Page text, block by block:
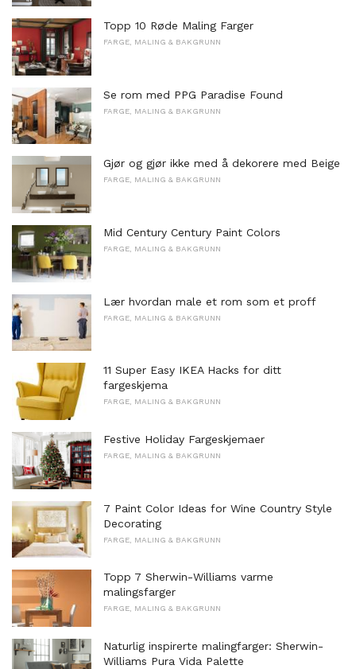
Topp 10 Røde Maling Farger
FARGE, MALING & BAKGRUNN
Se rom med PPG Paradise Found
FARGE, MALING & BAKGRUNN
Gjør og gjør ikke med å dekorere med Beige
FARGE, MALING & BAKGRUNN
Mid Century Century Paint Colors
FARGE, MALING & BAKGRUNN
Lær hvordan male et rom som et proff
FARGE, MALING & BAKGRUNN
11 Super Easy IKEA Hacks for ditt
fargeskjema
FARGE, MALING & BAKGRUNN
Festive Holiday Fargeskjemaer
FARGE, MALING & BAKGRUNN
7 Paint Color Ideas for Wine Country Style
Decorating
FARGE, MALING & BAKGRUNN
Topp 7 Sherwin-Williams varme
malingsfarger
FARGE, MALING & BAKGRUNN
Naturlig inspirerte malingfarger: Sherwin-
Williams Pura Vida Palette